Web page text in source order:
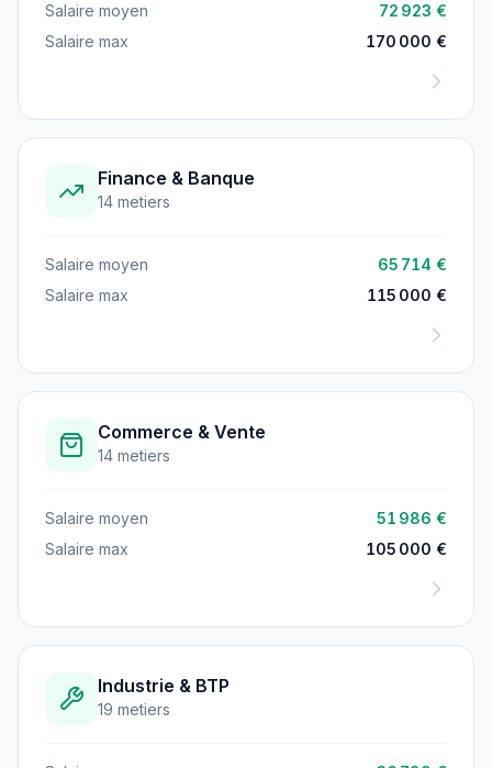
Salaire moyen
72 923 €
Salaire max
170 000 €
Finance & Banque
14 metiers
Salaire moyen
65 714 €
Salaire max
115 000 €
Commerce & Vente
14 metiers
Salaire moyen
51 986 €
Salaire max
105 000 €
Industrie & BTP
19 metiers